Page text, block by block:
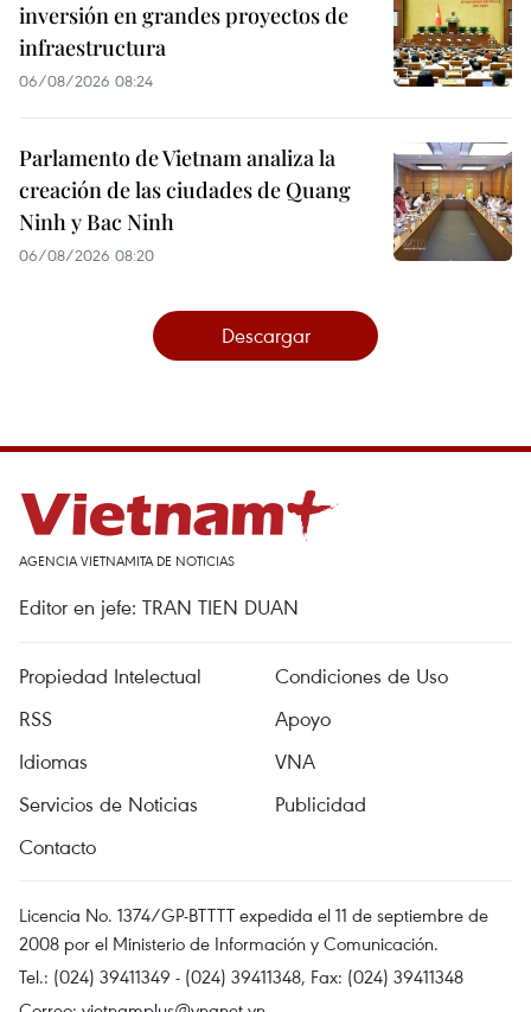
inversión en grandes proyectos de
infraestructura
06/08/2026 08:24
Parlamento de Vietnam analiza la
creación de las ciudades de Quang
Ninh y Bac Ninh
06/08/2026 08:20
Descargar
AGENCIA VIETNAMITA DE NOTICIAS
Editor en jefe: TRAN TIEN DUAN
Propiedad Intelectual
Condiciones de Uso
RSS
Apoyo
Idiomas
VNA
Servicios de Noticias
Publicidad
Contacto
Licencia No. 1374/GP-BTTTT expedida el 11 de septiembre de
2008 por el Ministerio de Información y Comunicación.
Tel.: (024) 39411349 - (024) 39411348, Fax: (024) 39411348